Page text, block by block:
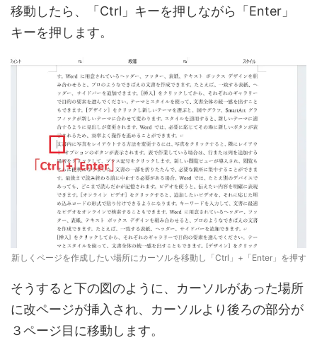
移動したら、「Ctrl」キーを押しながら「Enter」
キーを押します。
新しくページを作成したい場所にカーソルを移動し「Ctrl」+「Enter」を押す
そうすると下の図のように、カーソルがあった場所
に改ページが挿入され、カーソルより後ろの部分が
３ページ目に移動します。